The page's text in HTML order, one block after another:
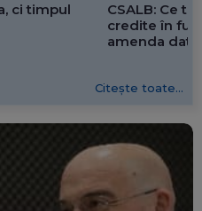
ci timpul
CSALB: Ce
credite în
amenda
Citește toate...